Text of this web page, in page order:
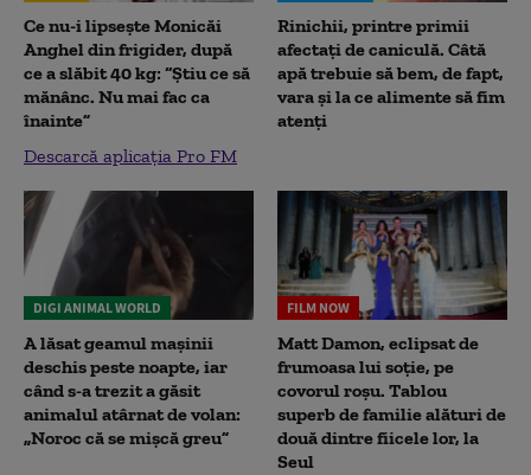
Ce nu-i lipsește Monicăi
Anghel din frigider, după
ce a slăbit 40 kg: “Știu ce să
mănânc. Nu mai fac ca
înainte”
Descarcă aplicația Pro FM
Rinichii, printre primii
afectați de caniculă. Câtă
apă trebuie să bem, de fapt,
vara și la ce alimente să fim
atenți
DIGI ANIMAL WORLD
A lăsat geamul mașinii
deschis peste noapte, iar
când s-a trezit a găsit
animalul atârnat de volan:
„Noroc că se mișcă greu”
FILM NOW
Matt Damon, eclipsat de
frumoasa lui soție, pe
covorul roșu. Tablou
superb de familie alături de
două dintre fiicele lor, la
Seul